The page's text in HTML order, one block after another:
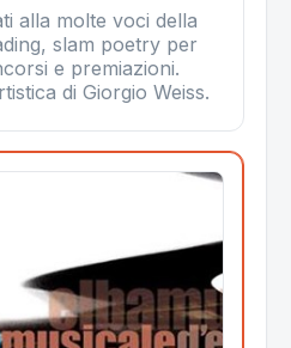
alla molte voci della
slam poetry per
e premiazioni.
di Giorgio Weiss.